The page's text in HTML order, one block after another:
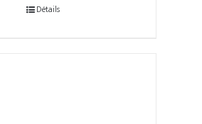
Détails